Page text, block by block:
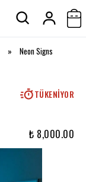
» Neon Signs
TÜKENIYOR
₺ 8,000.00